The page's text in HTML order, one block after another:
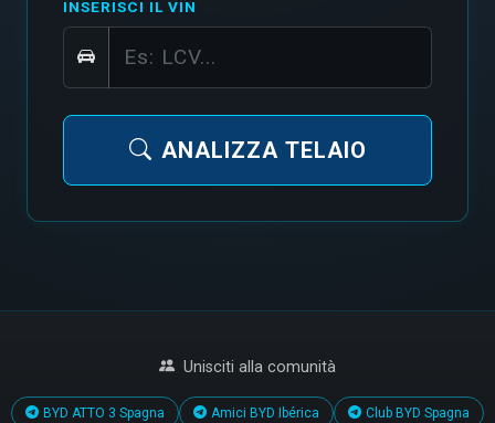
INSERISCI IL VIN
ANALIZZA TELAIO
Unisciti alla comunità
BYD ATTO 3 Spagna Amici BYD Ibérica Club BYD Spagna